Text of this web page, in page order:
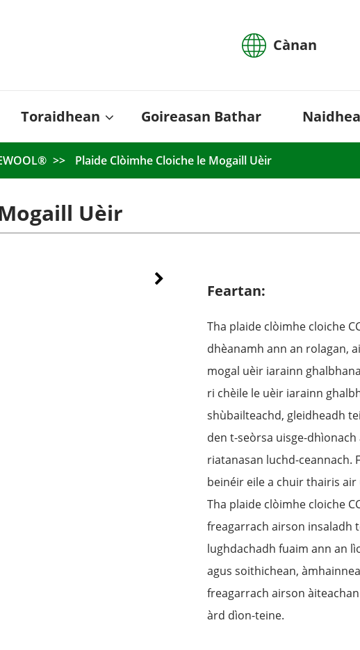
Cànan
Toraidhean Goireasan Bathar
Plaide Clòimhe Cloiche le Mogaill Uèir
Uèir
Feartan:
Tha plaide clòimhe cloiche
dhèanamh ann an rolagan,
mogal uèir iarainn
ri chèile le uèir iarainn
shùbailteachd, gleidheadh
den t-seòrsa uisge-
riatanasan luchd-ceannach.
beinéir eile a chuir thairis
Tha plaide clòimhe cloiche
freagarrach airson insaladh
lughdachadh fuaim ann an
agus soithichean,
freagarrach airson
àrd dìon-teine.